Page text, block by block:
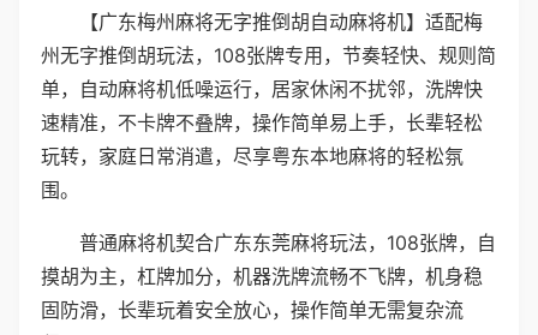
【广东梅州麻将无字推倒胡自动麻将机】适配梅
州无字推倒胡玩法，108张牌专用，节奏轻快、规则简
单，自动麻将机低噪运行，居家休闲不扰邻，洗牌快
速精准，不卡牌不叠牌，操作简单易上手，长辈轻松
玩转，家庭日常消遣，尽享粤东本地麻将的轻松氛
围。
普通麻将机契合广东东莞麻将玩法，108张牌，自
摸胡为主，杠牌加分，机器洗牌流畅不飞牌，机身稳
固防滑，长辈玩着安全放心，操作简单无需复杂流